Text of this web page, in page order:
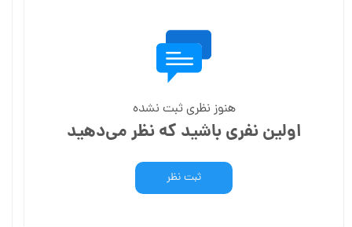
هنوز نظری ثبت نشده
اولین نفری باشید که نظر می‌دهید
ثبت نظر